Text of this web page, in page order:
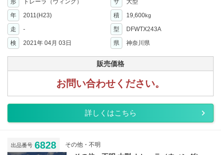
年
2011(H23) 積 19,600kg
走 - 型
DFWTX243A
検
2021年 04月 03日 県 神奈川県
販売価格
お問い合わせください。
詳しくはこちら
出品番号 6828 その他・不明